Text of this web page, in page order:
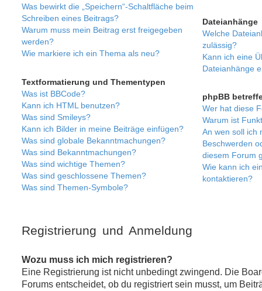
Was bewirkt die „Speichern“-Schaltfläche beim
Schreiben eines Beitrags?
Warum muss mein Beitrag erst freigegeben
werden?
Wie markiere ich ein Thema als neu?
Textformatierung und Thementypen
Was ist BBCode?
Kann ich HTML benutzen?
Was sind Smileys?
Kann ich Bilder in meine Beiträge einfügen?
Was sind globale Bekanntmachungen?
Was sind Bekanntmachungen?
Was sind wichtige Themen?
Was sind geschlossene Themen?
Was sind Themen-Symbole?
Dateianhänge
Welche
zulässig?
Kann ich eine
Dateianhänge
phpBB
Wer hat diese
Warum ist
An wen soll ich
Beschwerden
diesem Forum
Wie kann ich
kontaktieren?
Registrierung und Anmeldung
Wozu muss ich mich registrieren?
Eine Registrierung ist nicht unbedingt zwingend. Die
Forums entscheidet, ob du registriert sein musst, um